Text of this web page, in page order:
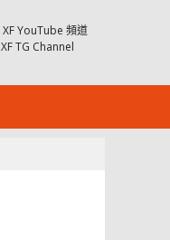
XF YouTube 頻道
XF TG Channel